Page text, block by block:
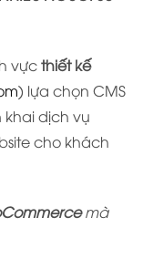
vựcthiết kế
) lựa chọn CMS
dịch vụ
cho khách
mà